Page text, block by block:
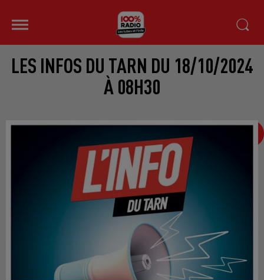
LES INFOS DU TARN DU 18/10/2024
À 08H30